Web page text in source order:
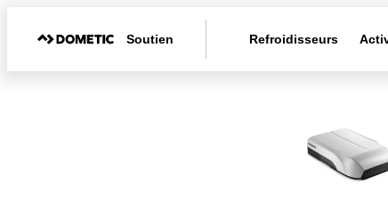
Soutien Refroidisseurs